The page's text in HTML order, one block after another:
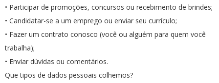
• Participar de promoções, concursos ou recebimento de brindes;
• Candidatar-se a um emprego ou enviar seu currículo;
• Fazer um contrato conosco (você ou alguém para quem você
trabalha);
• Enviar dúvidas ou comentários.
Que tipos de dados pessoais colhemos?